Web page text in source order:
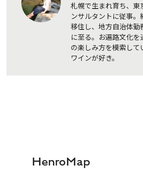
札幌で生まれ育ち、東
ンサルタントに従事
移住し、地方自治体勤
に至る。お遍路文化
の楽しみ方を模索して
ワインが好き。
HenroMap